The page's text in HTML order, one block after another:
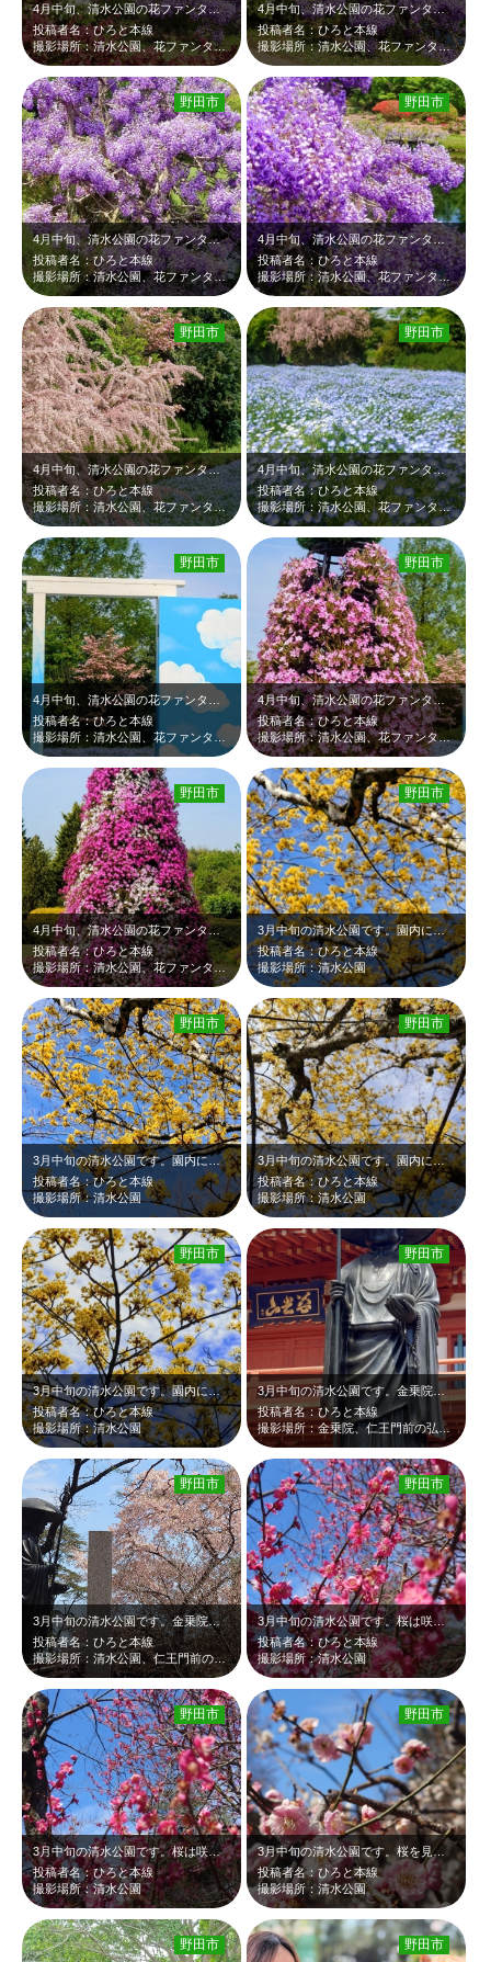
4月中旬、清水公園の花ファンタジアです。池の周りに藤とツツジが咲いていました。…
投稿者名：ひろと本線
撮影場所：清水公園、花ファンタジア
4月中旬、清水公園の花ファンタジアです。池の周りに藤とツツジが咲いていました。…
投稿者名：ひろと本線
撮影場所：清水公園、花ファンタジア
4月中旬、清水公園の花ファンタジアです。池の周りに見事な藤の花が咲いていました…
投稿者名：ひろと本線
撮影場所：清水公園、花ファンタジア
野田市
4月中旬、清水公園の花ファンタジアです。池の周りに見事な藤の花が咲いていました…
投稿者名：ひろと本線
撮影場所：清水公園、花ファンタジア
野田市
4月中旬、清水公園の花ファンタジアです。入園すると奥一面のネモフィラが見事でし…
投稿者名：ひろと本線
撮影場所：清水公園、花ファンタジア
野田市
4月中旬、清水公園の花ファンタジアです。入園すると奥の方が一面ネモフィラで見事…
投稿者名：ひろと本線
撮影場所：清水公園、花ファンタジア
野田市
投稿者名：ひろと本線
撮影場所：清水公園、花ファンタジア
野田市
4月中旬、清水公園の花ファンタジアです。園内に芝桜？で飾られたツリータワーがあ…
投稿者名：ひろと本線
撮影場所：清水公園、花ファンタジア
野田市
4月中旬、清水公園の花ファンタジアです。入園すると直ぐ近くに芝桜？で飾られたツ…
投稿者名：ひろと本線
撮影場所：清水公園、花ファンタジア
野田市
3月中旬の清水公園です。園内に沢山の黄色い花が咲いていました。黄色い花と青空の…
投稿者名：ひろと本線
撮影場所：清水公園
野田市
3月中旬の清水公園です。園内に沢山の黄色い花が咲いていました。黄色い花と青空の…
投稿者名：ひろと本線
撮影場所：清水公園
野田市
3月中旬の清水公園です。園内に沢山の黄色い花が咲いていました。黄色い花が青空と…
投稿者名：ひろと本線
撮影場所：清水公園
野田市
3月中旬の清水公園です。園内に沢山の黄色い花が咲いていました。黄色い花が青空と…
投稿者名：ひろと本線
撮影場所：清水公園
野田市
3月中旬の清水公園です。金乗院の仁王門と弘法大師像のツーショットです。朱塗りの…
投稿者名：ひろと本線
撮影場所：金乗院、仁王門前の弘法大師像
野田市
3月中旬の清水公園です。金乗院の仁王門前の弘法大師像と桜のツーショットです。淡…
投稿者名：ひろと本線
撮影場所：清水公園、仁王門前の弘法大師像
野田市
3月中旬の清水公園です。桜は咲いていませんでしたが、梅はまだ咲いていて十分に楽…
投稿者名：ひろと本線
撮影場所：清水公園
野田市
3月中旬の清水公園です。桜は咲いていませんでしたが、梅はまだ楽しめました。濃い…
投稿者名：ひろと本線
撮影場所：清水公園
野田市
3月中旬の清水公園です。桜を見に来ましたが咲いていませんでした。梅は見頃過ぎで…
投稿者名：ひろと本線
撮影場所：清水公園
野田市
野田市 野田市